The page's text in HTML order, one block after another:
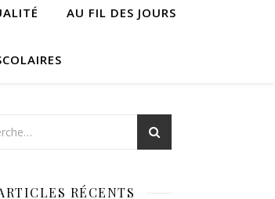
AU FIL DES JOURS
RÉCENTS